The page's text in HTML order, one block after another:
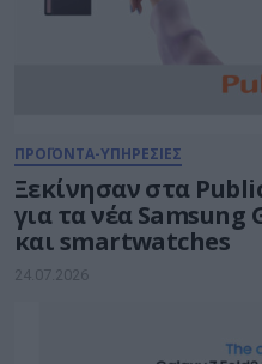
ΠΡΟΪΟΝΤΑ-ΥΠΗΡΕΣΙΕΣ
Ξεκίνησαν στα
για τα νέα
και smartwatches
24.07.2026